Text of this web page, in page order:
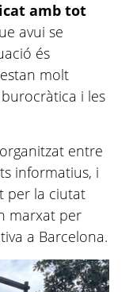
amb tot
avui se
és
molt
i les
entre
informatius, i
per la ciutat
marxat per
a Barcelona.